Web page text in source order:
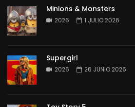
Minions & Monsters
2026 1 JULIO 2026
Supergirl
2026 26 JUNIO 2026